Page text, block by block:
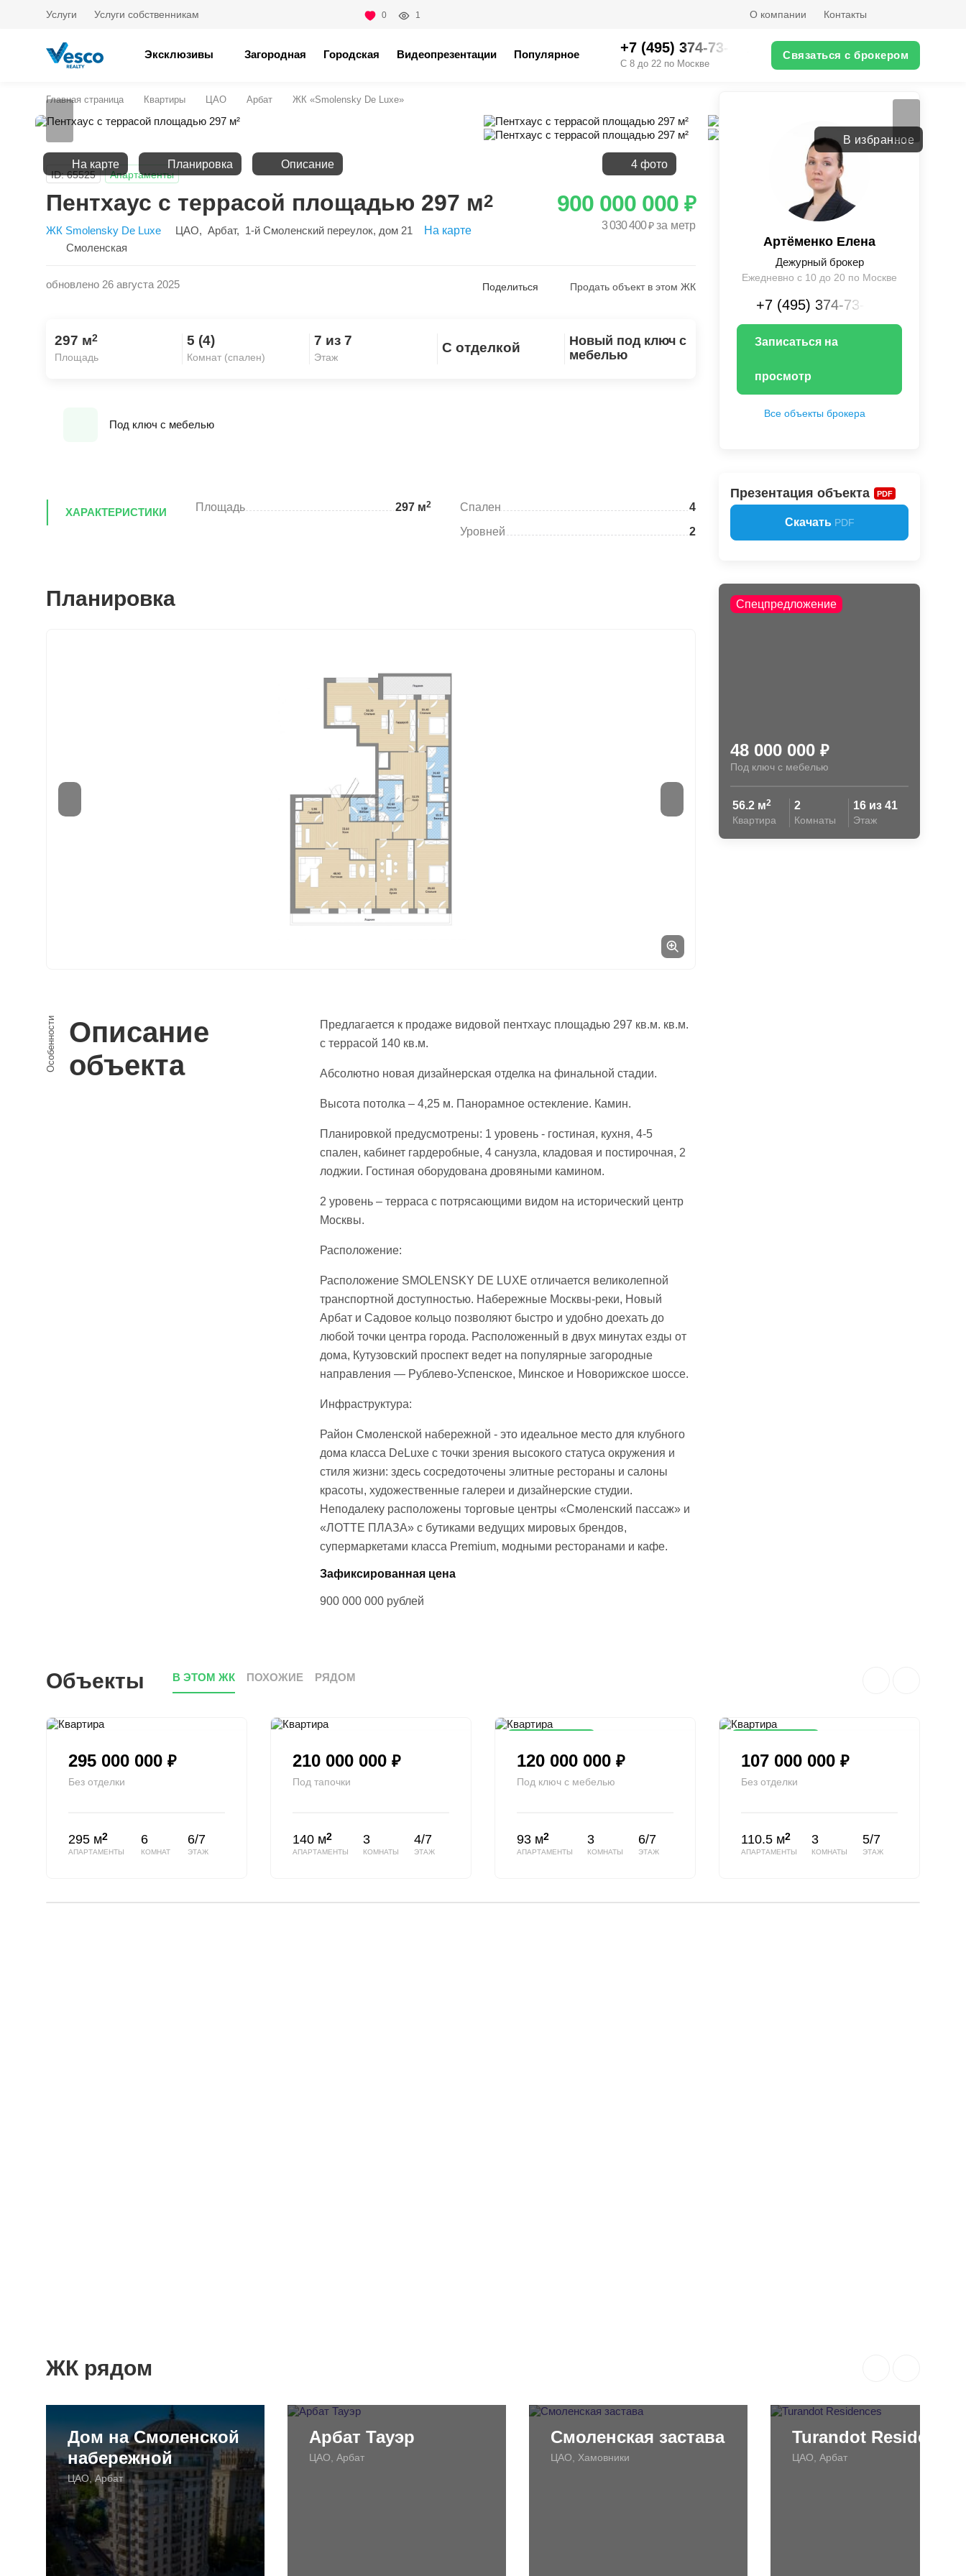
Услуги Услуги собственникам 0 1 О компании Контакты
Эксклюзивы Загородная Городская Видеопрезентации Популярное +7 (495) 374-73-XX
С 8 до 22 по Москве
Связаться с брокером
Главная страница Квартиры ЦАО Арбат ЖК «Smolensky De Luxe»
В избранное
На карте
Планировка Описание 4 фото
ID: 65525 Апартаменты
Пентхаус с террасой площадью 297 м2 900 000 000 ₽
3 030 400₽ за метр
ЖК Smolensky De Luxe ЦАО, Арбат, 1-й Смоленский переулок, дом 21
На карте
Смоленская
обновлено 26 августа 2025 Поделиться
Скопировать ссылку
Продать объект в этом ЖК
297 м2
Площадь
5 (4)
Комнат (спален)
7 из 7
Этаж
С отделкой
Новый под ключ с
мебелью
Под ключ с мебелью
ХАРАКТЕРИСТИКИ Площадь 297 м2 Спален
4
Уровней
2
Планировка
Особенности Описание
объекта
Предлагается к продаже видовой пентхаус площадью 297 кв.м. кв.м.
с террасой 140 кв.м.
Абсолютно новая дизайнерская отделка на финальной стадии.
Высота потолка – 4,25 м. Панорамное остекление. Камин.
Планировкой предусмотрены: 1 уровень - гостиная, кухня, 4-5
спален, кабинет гардеробные, 4 санузла, кладовая и постирочная, 2
лоджии. Гостиная оборудована дровяными камином.
2 уровень – терраса с потрясающими видом на исторический центр
Москвы.
Расположение:
Расположение SMOLENSKY DE LUXE отличается великолепной
транспортной доступностью. Набережные Москвы-реки, Новый
Арбат и Садовое кольцо позволяют быстро и удобно доехать до
любой точки центра города. Расположенный в двух минутах езды от
дома, Кутузовский проспект ведет на популярные загородные
направления — Рублево-Успенское, Минское и Новорижское шоссе.
Инфраструктура:
Район Смоленской набережной - это идеальное место для клубного
дома класса DeLuxe с точки зрения высокого статуса окружения и
стиля жизни: здесь сосредоточены элитные рестораны и салоны
красоты, художественные галереи и дизайнерские студии.
Неподалеку расположены торговые центры «Смоленский пассаж» и
«ЛОТТЕ ПЛАЗА» с бутиками ведущих мировых брендов,
супермаркетами класса Premium, модными ресторанами и кафе.
Зафиксированная цена
900 000 000 рублей
Артёменко Елена
Дежурный брокер
Ежедневно с 10 до 20 по Москве
+7 (495) 374-73-XX
Записаться на
просмотр
Все объекты брокера
Презентация объекта PDF
Скачать PDF
Спецпредложение
48 000 000 ₽
Под ключ с мебелью
56.2 м2
Квартира
2
Комнаты
16 из 41
Этаж
Объекты В ЭТОМ ЖК ПОХОЖИЕ РЯДОМ
295 000 000 ₽
Без отделки
295 м2
АПАРТАМЕНТЫ
6
КОМНАТ
6/7
ЭТАЖ
210 000 000 ₽
Под тапочки
140 м2
АПАРТАМЕНТЫ
3
КОМНАТЫ
4/7
ЭТАЖ
120 000 000 ₽
Под ключ с мебелью
93 м2
АПАРТАМЕНТЫ
3
КОМНАТЫ
6/7
ЭТАЖ
107 000 000 ₽
Без отделки
110.5 м2
АПАРТАМЕНТЫ
3
КОМНАТЫ
5/7
ЭТАЖ
ЖК рядом
Дом на Смоленской
набережной
ЦАО, Арбат
Арбат Тауэр
ЦАО, Арбат
Смоленская застава
ЦАО, Хамовники
Turandot Residences
ЦАО, Арбат